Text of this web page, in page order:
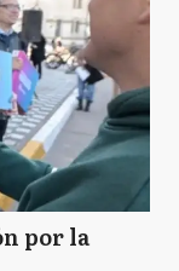
por la